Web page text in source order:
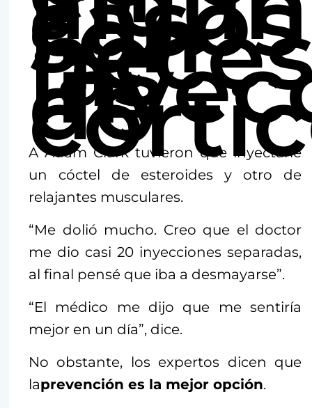
son
las
de
A Adam Clark tuvieron que inyectarle
un cóctel de esteroides y otro de
relajantes musculares.
“Me dolió mucho. Creo que el doctor
me dio casi 20 inyecciones separadas,
al final pensé que iba a desmayarse”.
“El médico me dijo que me sentiría
mejor en un día”, dice.
No obstante, los expertos dicen que
laprevención es la mejor opción.